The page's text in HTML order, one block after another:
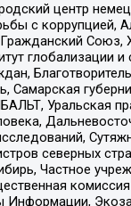
центр
с
Самарская
Уральская
северных
Частное
Информации,